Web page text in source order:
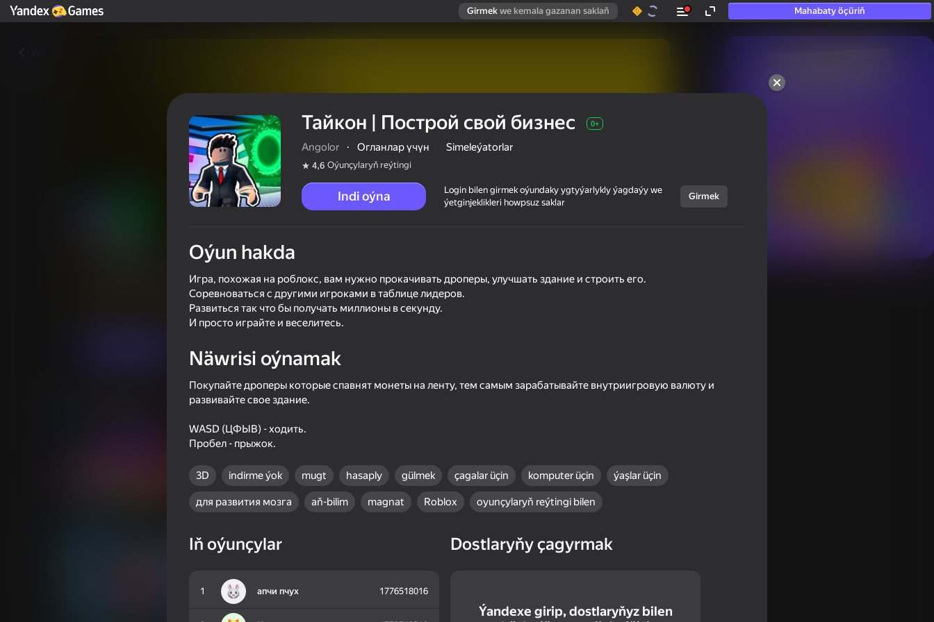
Girmek we kemala gazanan saklaň Mahabaty öçüriň
hatda «oýnamayanlar» hem
Тайкон | Построй свой бизнес
Oýunçylaryň reýtingi 0+
Simeleýatorlar Angolor
45 16+
Bullet Master
55
Operation Horizon
50
Chill Parkour
69 58
Тайкон | Построй свой бизнес 0+
Angolor · Огланлар үчүн Simeleýatorlar
4,6 Oýunçylaryň reýtingi
Indi oýna
Login bilen girmek oýundaky ygtyýarlykly ýagdaýy we
ýetginjeklikleri howpsuz saklar
Girmek
Oýun hakda
Игра, похожая на роблокс, вам нужно прокачивать дроперы, улучшать здание и строить его.
Соревноваться с другими игроками в таблице лидеров.
Развиться так что бы получать миллионы в секунду.
И просто играйте и веселитесь.
Näwrisi oýnamak
Покупайте дроперы которые спавнят монеты на ленту, тем самым зарабатывайте внутриигровую валюту и
развивайте свое здание.
WASD (ЦФЫВ) - ходить.
Пробел - прыжок.
3D indirme ýok mugt hasaply gülmek çagalar üçin komputer üçin ýaşlar üçin
для развития мозга aň-bilim magnat Roblox oyunçylaryň reýtingi bilen
Iň oýunçylar
1 апчи пчух 1776518016
Dostlaryňy çagyrmak
Ýandexe girip, dostlaryňyz bilen